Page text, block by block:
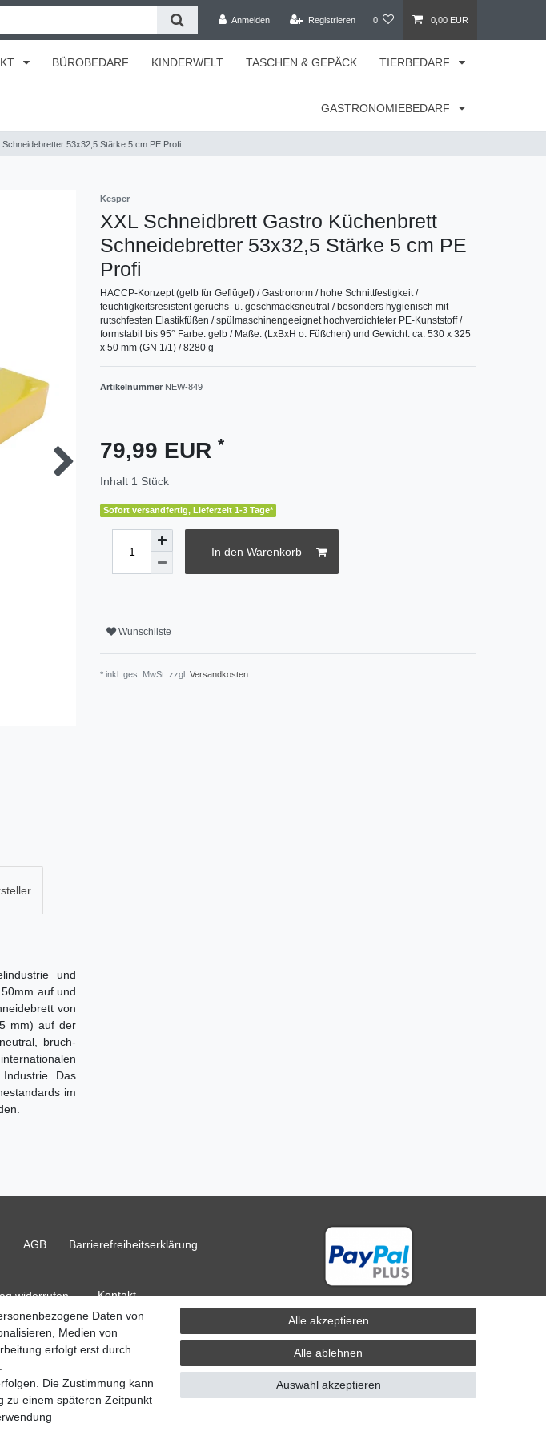
Anmelden Registrieren 0 0,00 EUR
BÜROBEDARF KINDERWELT TASCHEN & GEPÄCK TIERBEDARF
GASTRONOMIEBEDARF
53x32,5 Stärke 5 cm PE Profi
Kesper
XXL Schneidbrett Gastro Küchenbrett
Schneidebretter 53x32,5 Stärke 5 cm PE
Profi
HACCP-Konzept (gelb für Geflügel) / Gastronorm / hohe Schnittfestigkeit /
feuchtigkeitsresistent geruchs- u. geschmacksneutral / besonders hygienisch mit
rutschfesten Elastikfüßen / spülmaschinengeeignet hochverdichteter PE-Kunststoff /
formstabil bis 95° Farbe: gelb / Maße: (LxBxH o. Füßchen) und Gewicht: ca. 530 x 325
x 50 mm (GN 1/1) / 8280 g
Artikelnummer NEW-849
79,99 EUR *
Inhalt 1 Stück
Sofort versandfertig, Lieferzeit 1-3 Tage*
In den Warenkorb
Wunschliste
* inkl. ges. MwSt. zzgl. Versandkosten
und
auf und
von
mm) auf der
bruch-
Industrie. Das
im
AGB Barrierefreiheitserklärung
widerrufen Kontakt
Alle Rechte vorbehalten.
Daten von
Medien von
erfolgt erst durch
Die Zustimmung kann
zu einem späteren Zeitpunkt
Alle akzeptieren
Alle ablehnen
Auswahl akzeptieren